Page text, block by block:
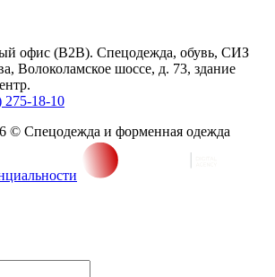
офис (В2В). Спецодежда, обувь, СИЗ
Волоколамское шоссе, д. 73, здание
275-18-10
© Спецодежда и форменная одежда